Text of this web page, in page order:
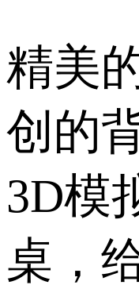
精美
创的
3D模
桌，